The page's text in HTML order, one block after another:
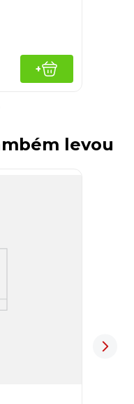
+
levou